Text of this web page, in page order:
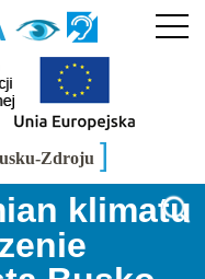
Zdroju ]
klimatu